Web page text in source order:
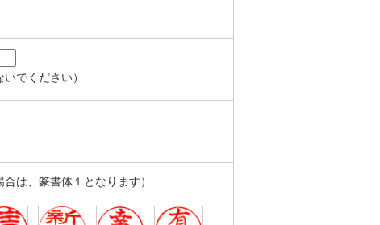
でください）
は、篆書体１となります）